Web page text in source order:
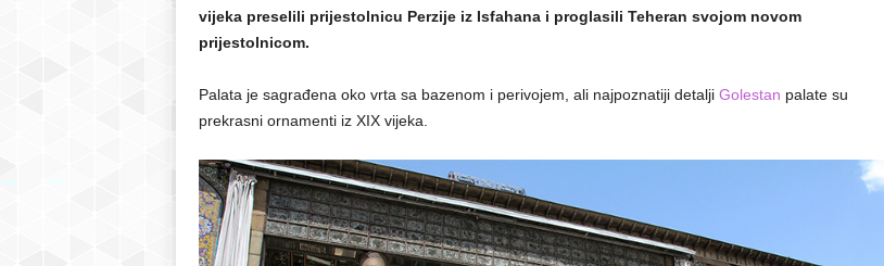
o
vijeka preselili prijestolnicu Perzije iz Isfahana i proglasili Teheran svojom novom
prijestolnicom.
Palata je sagrađena oko vrta sa bazenom i perivojem, ali najpoznatiji detalji Golestan palate su
prekrasni ornamenti iz XIX vijeka.